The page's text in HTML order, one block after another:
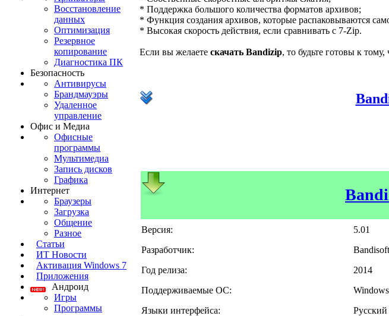
Восстановление
данных
Оптимизация
Резервное
копирование
Диагностика ПК
Безопасность
Антивирусы
Брандмауэры
Удаленное
управление
Офис и Медиа
Офисные
программы
Мультимедиа
Запись дисков
Графика
Интернет
Браузеры
Загрузка
Общение
Разное
Статьи
ИТ Новости
Активация Windows 7
Приложения
Андроид
Игры
Программы
* Поддержка большого количества форматов архивов;
* Функция создания архивов, которые распаковываются
* Высокая скорость действия, если сравнивать с 7-Zip.
Если вы желаете скачать Bandizip, то будьте готовы к
Версия:
5.01
Разработчик:
Год релиза:
2014
Поддерживаемые ОС:
Языки интерфейса:
Русский